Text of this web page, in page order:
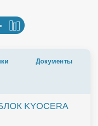
Документы
KYOCERA